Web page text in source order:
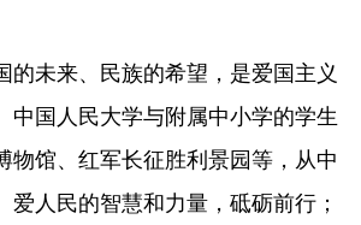
未来、民族的希望，是爱国主义
中国人民大学与附属中小学的学生
物馆、红军长征胜利景园等，从中
爱人民的智慧和力量，砥砺前行；